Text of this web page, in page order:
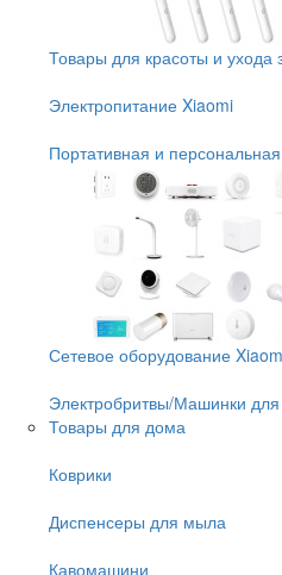
Товары для красоты и ухода
Электропитание Xiaomi
Портативная и
Сетевое оборудование
Электробритвы/Машинки
Товары для дома
Коврики
Диспенсеры для мыла
Кавомашини